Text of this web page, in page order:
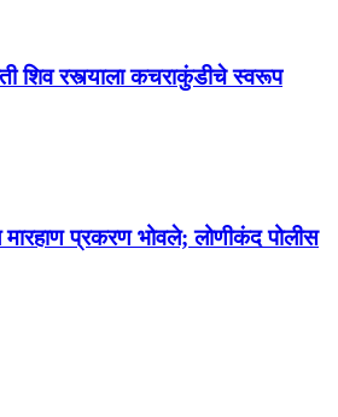
शिव रस्त्याला कचराकुंडीचे स्वरूप
प्रकरण भोवले; लोणीकंद पोलीस